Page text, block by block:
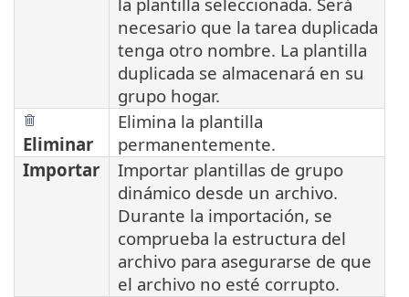
necesario que la tarea duplicada
tenga otro nombre. La plantilla
duplicada se almacenará en su
grupo hogar.
Eliminar
Elimina la plantilla
permanentemente.
Importar
Importar plantillas de grupo
dinámico desde un archivo.
Durante la importación, se
comprueba la estructura del
archivo para asegurarse de que
el archivo no esté corrupto.